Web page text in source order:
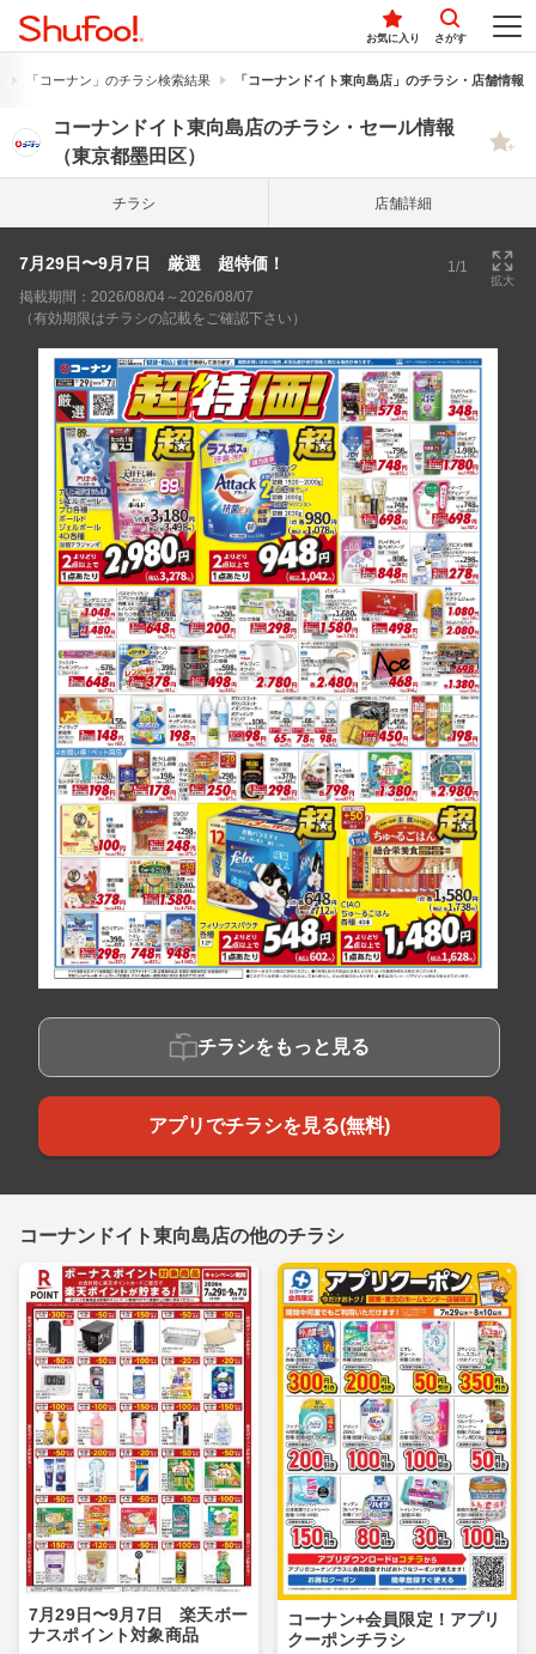
お気に入り さがす
「コーナン」のチラシ検索結果 「コーナンドイト東向島店」のチラシ・店舗情報
コーナンドイト東向島店のチラシ・セール情報
（東京都墨田区）
チラシ 店舗詳細
7月29日〜9月7日 厳選 超特価！ 1/1
拡大
掲載期間：2026/08/04～2026/08/07
（有効期限はチラシの記載をご確認下さい）
チラシをもっと見る
アプリでチラシを見る(無料)
コーナンドイト東向島店の他のチラシ
7月29日〜9月7日 楽天ボー
ナスポイント対象商品
コーナン+会員限定！アプリ
クーポンチラシ